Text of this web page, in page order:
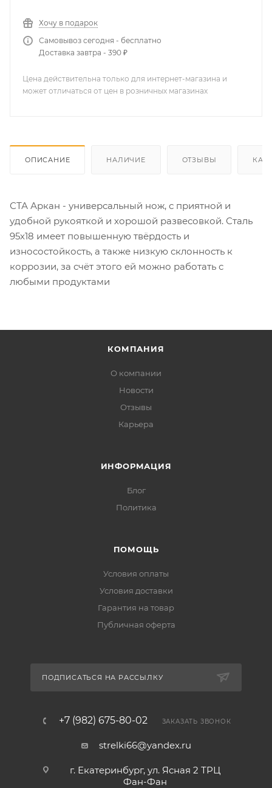
Хочу в подарок
Самовывоз сегодня - бесплатно
Доставка завтра - 390 ₽
Цена действительна только для интернет-магазина и
может отличаться от цен в розничных магазинах
ОПИСАНИЕ НАЛИЧИЕ ОТЗЫВЫ КАК
СТА Аркан - универсальный нож, с приятной и
удобной рукояткой и хорошой развесовкой. Сталь
95х18 имеет повышенную твёрдость и
износостойкость, а также низкую склонность к
коррозии, за счёт этого ей можно работать с
любыми продуктами
КОМПАНИЯ
О компании
Новости
Отзывы
Карьера
ИНФОРМАЦИЯ
Блог
Политика
ПОМОЩЬ
Условия оплаты
Условия доставки
Гарантия на товар
Публичная оферта
ПОДПИСАТЬСЯ НА РАССЫЛКУ
+7 (982) 675-80-02 ЗАКАЗАТЬ ЗВОНОК
strelki66@yandex.ru
г. Екатеринбург, ул. Ясная 2 ТРЦ
Фан-Фан